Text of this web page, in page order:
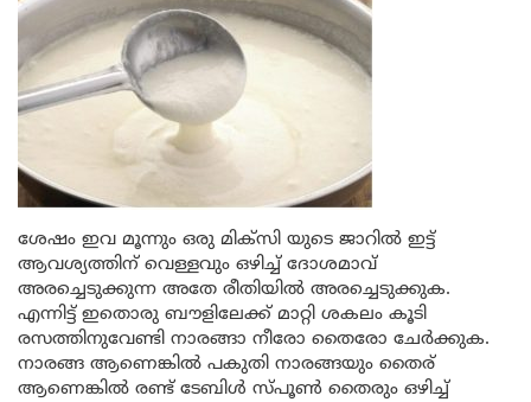
ശേഷം ഇവ മൂന്നും ഒരു മിക്സി യുടെ ജാറിൽ ഇട്ട്
ആവശ്യത്തിന് വെള്ളവും ഒഴിച്ച് ദോശമാവ്
അരച്ചെടുക്കുന്ന അതേ രീതിയിൽ അരച്ചെടുക്കുക.
എന്നിട്ട് ഇതൊരു ബൗളിലേക്ക് മാറ്റി ശകലം കൂടി
രസത്തിനുവേണ്ടി നാരങ്ങാ നീരോ തൈരോ ചേർക്കുക.
നാരങ്ങ ആണെങ്കിൽ പകുതി നാരങ്ങയും തൈര്
ആണെങ്കിൽ രണ്ട് ടേബിൾ സ്പൂൺ തൈരും ഒഴിച്ച്